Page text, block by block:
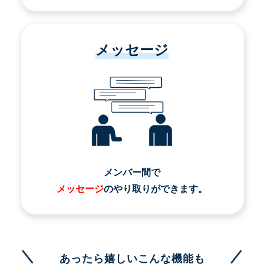
メッセージ
メンバー間で
メッセージのやり取りができます。
あったら嬉しいこんな機能も